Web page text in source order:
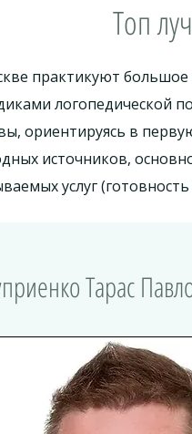
Топ
практикуют большое
логопедической
ориентируясь в
источников,
услуг
Тарас